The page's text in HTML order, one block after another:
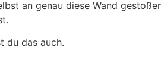
an genau diese Wand
du das auch.